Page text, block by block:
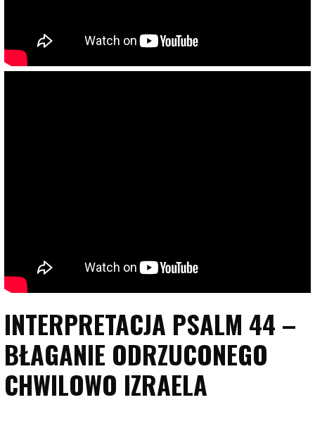
INTERPRETACJA PSALM 44 –
BŁAGANIE ODRZUCONEGO
CHWILOWO IZRAELA